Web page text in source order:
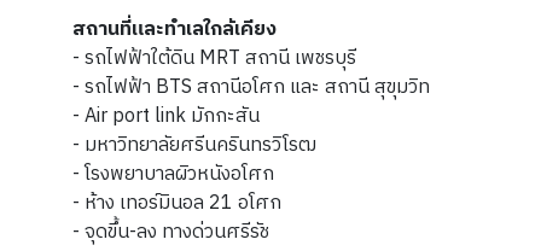
สถานที่และทำเลใกล้เคียง
- รถไฟฟ้าใต้ดิน MRT สถานี เพชรบุรี
- รถไฟฟ้า BTS สถานีอโศก และ สถานี สุขุมวิท
- Air port link มักกะสัน
- มหาวิทยาลัยศรีนครินทรวิโรฒ
- โรงพยาบาลผิวหนังอโศก
- ห้าง เทอร์มินอล 21 อโศก
- จุดขึ้น-ลง ทางด่วนศรีรัช